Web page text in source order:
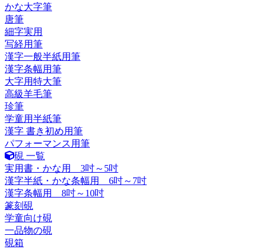
かな大字筆
唐筆
細字実用
写経用筆
漢字一般半紙用筆
漢字条幅用筆
大字用特大筆
高級羊毛筆
珍筆
学童用半紙筆
漢字 書き初め用筆
パフォーマンス用筆
硯 一覧
実用書・かな用 3吋～5吋
漢字半紙・かな条幅用 6吋～7吋
漢字条幅用 8吋～10吋
篆刻硯
学童向け硯
一品物の硯
硯箱